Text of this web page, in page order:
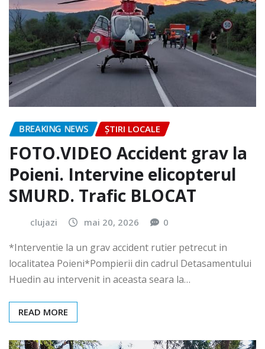
BREAKING NEWS ȘTIRI LOCALE
FOTO.VIDEO Accident grav la
Poieni. Intervine elicopterul
SMURD. Trafic BLOCAT
clujazi mai 20, 2026 0
*Interventie la un grav accident rutier petrecut in
localitatea Poieni*Pompierii din cadrul Detasamentului
Huedin au intervenit in aceasta seara la…
READ MORE